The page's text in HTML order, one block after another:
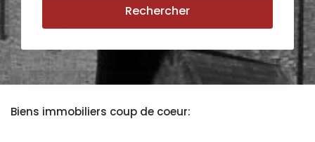
Rechercher
Biens immobiliers coup de coeur: